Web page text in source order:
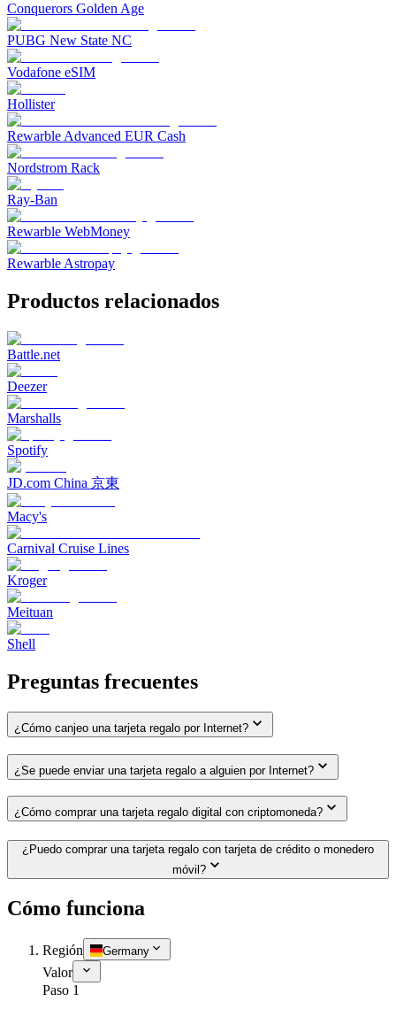
Conquerors Golden Age
PUBG New State NC
Vodafone eSIM
Hollister
Rewarble Advanced EUR Cash
Nordstrom Rack
Ray-Ban
Rewarble WebMoney
Rewarble Astropay
Productos relacionados
Battle.net
Deezer
Marshalls
Spotify
JD.com China 京東
Macy's
Carnival Cruise Lines
Kroger
Meituan
Shell
Preguntas frecuentes
¿Cómo canjeo una tarjeta regalo por Internet?
¿Se puede enviar una tarjeta regalo a alguien por Internet?
¿Cómo comprar una tarjeta regalo digital con criptomoneda?
¿Puedo comprar una tarjeta regalo con tarjeta de crédito o monedero
móvil?
Cómo funciona
Región Germany
Valor
Paso 1